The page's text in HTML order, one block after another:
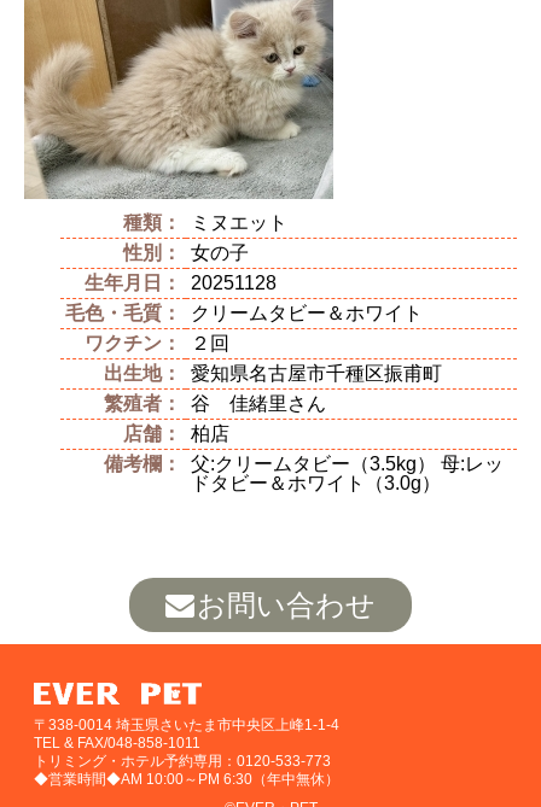
種類：
ミヌエット
性別：
女の子
生年月日：
20251128
毛色・毛質：
クリームタビー＆ホワイト
ワクチン：
２回
出生地：
愛知県名古屋市千種区振甫町
繁殖者：
谷 佳緒里さん
店舗：
柏店
備考欄：
父:クリームタビー（3.5kg） 母:レッ
ドタビー＆ホワイト（3.0g）
お問い合わせ
〒338-0014 埼玉県さいたま市中央区上峰1-1-4
TEL & FAX/048-858-1011
トリミング・ホテル予約専用：0120-533-773
◆営業時間◆AM 10:00～PM 6:30（年中無休）